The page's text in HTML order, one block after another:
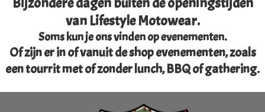
van Lifestyle Motowear.
Soms kun je ons vinden op evenementen.
Of zijn er in of vanuit de shop evenementen, zoals
een tourrit met of zonder lunch, BBQ of gathering.